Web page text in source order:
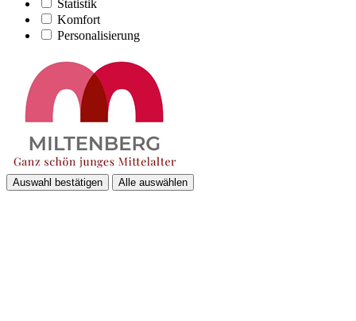
Statistik
Komfort
Personalisierung
Auswahl bestätigen Alle auswählen